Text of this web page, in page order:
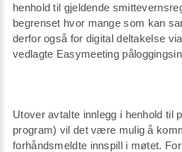
henhold til gjeldende
begrenset hvor mange som kan
derfor også for digital deltakelse
vedlagte Easymeeting
Utover avtalte innlegg i henhold til
program) vil det være mulig å
forhåndsmeldte innspill i møtet.